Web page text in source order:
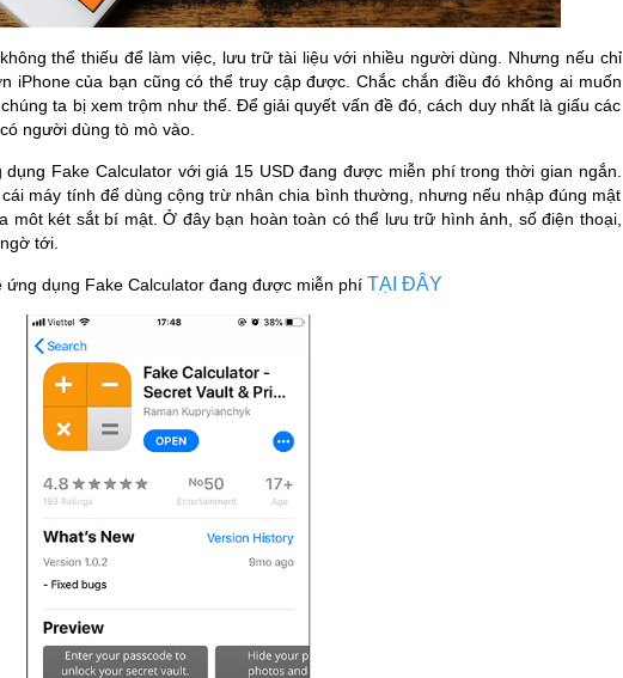
thể thiếu để làm việc, lưu trữ tài liệu với nhiều người dùng. Nhưng nếu chỉ
của bạn cũng có thể truy cập được. Chắc chắn điều đó không ai muốn
ta bị xem trộm như thế. Để giải quyết vấn đề đó, cách duy nhất là giấu các
người dùng tò mò vào.
Fake Calculator với giá 15 USD đang được miễn phí trong thời gian ngắn.
máy tính để dùng cộng trừ nhân chia bình thường, nhưng nếu nhập đúng mật
môt két sắt bí mật. Ở đây bạn hoàn toàn có thể lưu trữ hình ảnh, số điện thoại,
tới.
dụng Fake Calculator đang được miễn phí TẠI ĐÂY